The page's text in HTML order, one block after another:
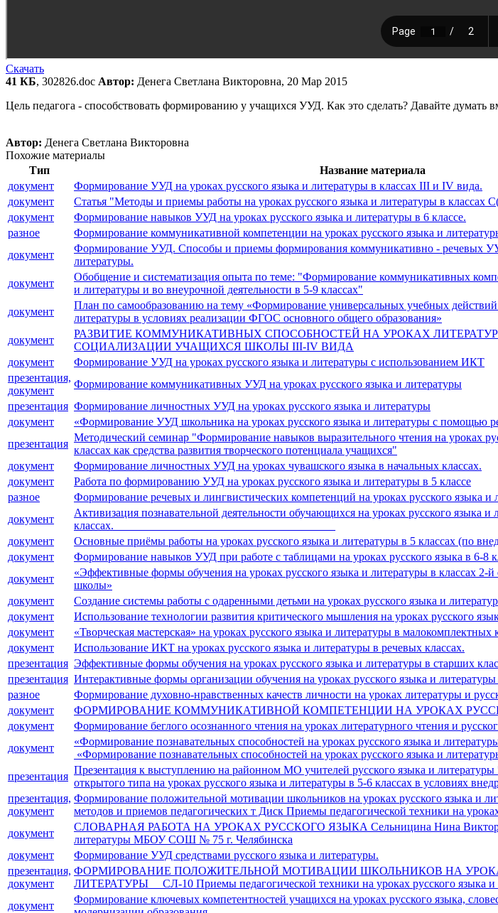
Скачать
41 КБ, 302826.doc Автор: Денега Светлана Викторовна, 20 Мар 2015
Цель педагога - способствовать формированию у учащихся УУД. Как это сделать? Давайте думать
Автор: Денега Светлана Викторовна
Похожие материалы
Тип
Название материала
документ
Формирование УУД на уроках русского языка и литературы в классах III и IV вида.
документ
Статья "Методы и приемы работы на уроках русского языка и литературы в классах
документ
Формирование навыков УУД на уроках русского языка и литературы в 6 классе.
разное
Формирование коммуникативной компетенции на уроках русского языка и
документ
Формирование УУД. Способы и приемы формирования коммуникативно - речевых
литературы.
документ
Обобщение и систематизация опыта по теме: "Формирование коммуникативных
и литературы и во внеурочной деятельности в 5-9 классах"
документ
План по самообразованию на тему «Формирование универсальных учебных
литературы в условиях реализации ФГОС основного общего образования»
документ
РАЗВИТИЕ КОММУНИКАТИВНЫХ СПОСОБНОСТЕЙ НА УРОКАХ
СОЦИАЛИЗАЦИИ УЧАЩИХСЯ ШКОЛЫ III-IV ВИДА
документ
Формирование УУД на уроках русского языка и литературы с использованием ИКТ
презентация,
документ
Формирование коммуникативных УУД на уроках русского языка и литературы
презентация Формирование личностных УУД на уроках русского языка и литературы
документ
«Формирование УУД школьника на уроках русского языка и литературы с помощью
презентация
Методический семинар "Формирование навыков выразительного чтения на уроках
классах как средства развития творческого потенциала учащихся"
документ
Формирование личностных УУД на уроках чувашского языка в начальных классах.
документ
Работа по формированию УУД на уроках русского языка и литературы в 5 классе
разное
Формирование речевых и лингвистических компетенций на уроках русского языка и
документ
Активизация познавательной деятельности обучающихся на уроках русского языка и
классах._______________________________________
документ
Основные приёмы работы на уроках русского языка и литературы в 5 классах (по
документ
Формирование навыков УУД при работе с таблицами на уроках русского языка в 6-8
документ
«Эффективные формы обучения на уроках русского языка и литературы в классах 2-й
школы»
документ
Создание системы работы с одаренными детьми на уроках русского языка и
документ
Использование технологии развития критического мышления на уроках русского
документ
«Творческая мастерская» на уроках русского языка и литературы в малокомплектных
документ
Использование ИКТ на уроках русского языка и литературы в речевых классах.
презентация Эффективные формы обучения на уроках русского языка и литературы в старших
презентация Интерактивные формы организации обучения на уроках русского языка и литературы
разное
Формирование духовно-нравственных качеств личности на уроках литературы и
документ
ФОРМИРОВАНИЕ КОММУНИКАТИВНОЙ КОМПЕТЕНЦИИ НА УРОКАХ
документ
Формирование беглого осознанного чтения на уроках литературного чтения и
документ
«Формирование познавательных способностей на уроках русского языка и
«Формирование познавательных способностей на уроках русского языка и
презентация
Презентация к выступлению на районном МО учителей русского языка и литературы
открытого типа на уроках русского языка и литературы в 5-6 классах в условиях
презентация,
документ
Формирование положительной мотивации школьников на уроках русского языка и
методов и приемов педагогических т Диск Приемы педагогической техники на
документ
СЛОВАРНАЯ РАБОТА НА УРОКАХ РУССКОГО ЯЗЫКА Сельницина Нина
литературы МБОУ СОШ № 75 г. Челябинска
документ
Формирование УУД средствами русского языка и литературы.
презентация,
документ
ФОРМИРОВАНИЕ ПОЛОЖИТЕЛЬНОЙ МОТИВАЦИИ ШКОЛЬНИКОВ НА
ЛИТЕРАТУРЫ СЛ-10 Приемы педагогической техники на уроках русского языка и
документ
Формирование ключевых компетентностей учащихся на уроках русского языка,